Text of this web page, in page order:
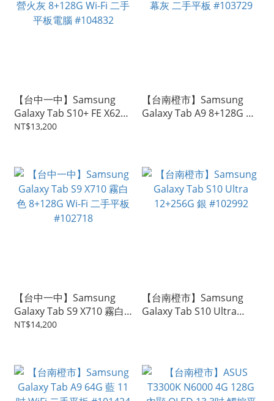
【台中一中】Samsung
Galaxy Tab S10+ FE X620
營火灰 8+128G Wi-Fi 二手
NT$13,200
【台南橙市】Samsung
Galaxy Tab A9 8+128G 夜
【台中一中】Samsung
Galaxy Tab S9 X710 霧白
色 8+128G Wi-Fi 二手平板
NT$14,200
【台南橙市】Samsung
Galaxy Tab S10 Ultra